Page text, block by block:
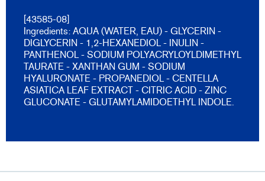
[43585-08]
Ingredients: AQUA (WATER, EAU) - GLYCERIN -
DIGLYCERIN - 1,2-HEXANEDIOL - INULIN -
PANTHENOL - SODIUM POLYACRYLOYLDIMETHYL
TAURATE - XANTHAN GUM - SODIUM
HYALURONATE - PROPANEDIOL - CENTELLA
ASIATICA LEAF EXTRACT - CITRIC ACID - ZINC
GLUCONATE - GLUTAMYLAMIDOETHYL INDOLE.